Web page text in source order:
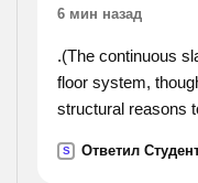
6 мин назад
.(The continuous
floor system,
structural reasons
reinforced-
S Ответил